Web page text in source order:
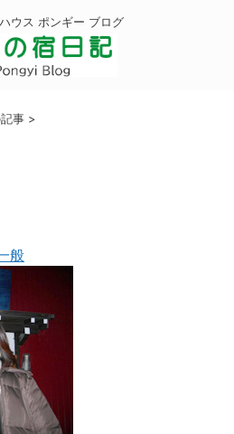
ウス ポンギー ブログ
事 >
般